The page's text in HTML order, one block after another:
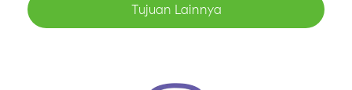
Tujuan Lainnya